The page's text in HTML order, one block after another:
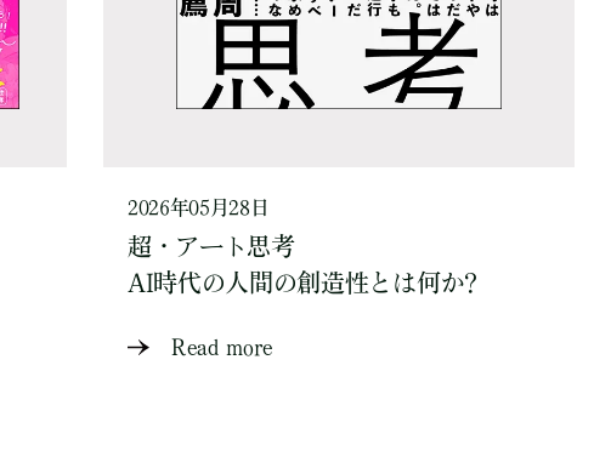
2026年05月28日
超・アート思考
AI時代の人間の創造性とは何か?
Read more